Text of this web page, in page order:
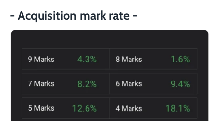
- Acquisition mark rate -